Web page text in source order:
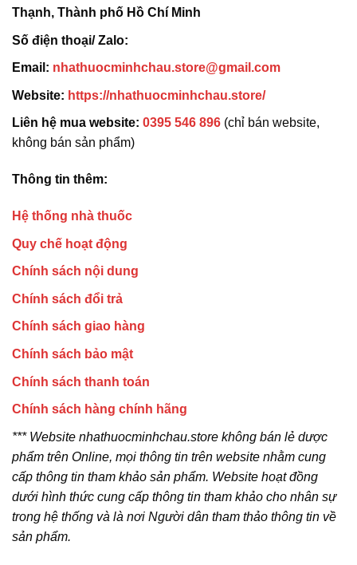
Thạnh, Thành phố Hồ Chí Minh
Số điện thoại/ Zalo:
Email: nhathuocminhchau.store@gmail.com
Website: https://nhathuocminhchau.store/
Liên hệ mua website: 0395 546 896 (chỉ bán website,
không bán sản phẩm)
Thông tin thêm:
Hệ thống nhà thuốc
Quy chế hoạt động
Chính sách nội dung
Chính sách đổi trả
Chính sách giao hàng
Chính sách bảo mật
Chính sách thanh toán
Chính sách hàng chính hãng
*** Website nhathuocminhchau.store không bán lẻ dược
phẩm trên Online, mọi thông tin trên website nhằm cung
cấp thông tin tham khảo sản phẩm. Website hoạt đồng
dưới hình thức cung cấp thông tin tham khảo cho nhân sự
trong hệ thống và là nơi Người dân tham thảo thông tin về
sản phẩm.